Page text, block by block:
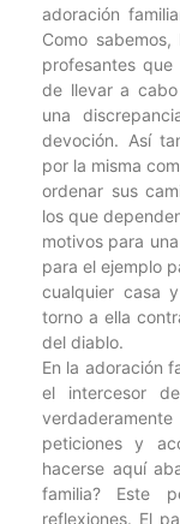
adoración
Como
profesantes
de llevar a
una
devoción. Así
por la misma
ordenar sus
los que
motivos para
para el ejemplo
cualquier casa
torno a ella
del diablo.
En la adoración
el intercesor
peticiones y
hacerse aquí
familia? Este
reflexiones. El